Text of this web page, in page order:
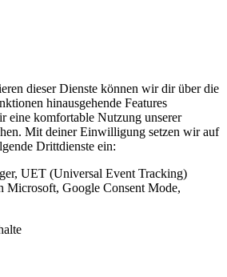
dieser Dienste können wir dir über die
hinausgehende Features
eine komfortable Nutzung unserer
Mit deiner Einwilligung setzen wir auf
Drittdienste ein:
UET (Universal Event Tracking)
Microsoft, Google Consent Mode,